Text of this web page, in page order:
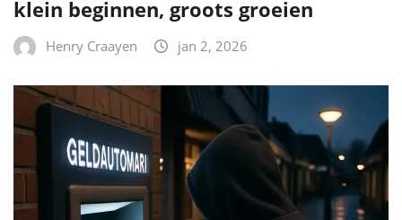
klein beginnen, groots groeien
Henry Craayen jan 2, 2026